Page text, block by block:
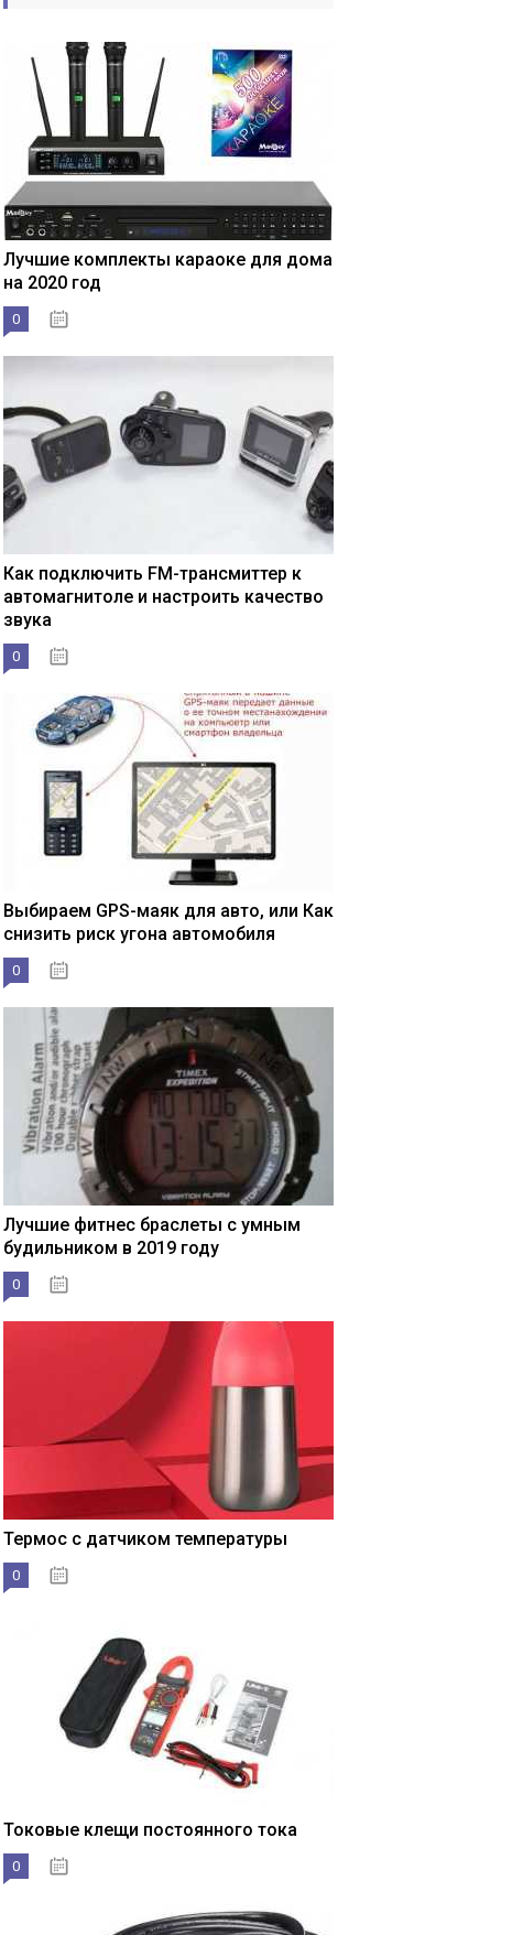
Лучшие комплекты караоке для дома
на 2020 год
0
Как подключить FM-трансмиттер к
автомагнитоле и настроить качество
звука
0
Выбираем GPS-маяк для авто, или Как
снизить риск угона автомобиля
0
Лучшие фитнес браслеты с умным
будильником в 2019 году
0
Термос с датчиком температуры
0
Токовые клещи постоянного тока
0